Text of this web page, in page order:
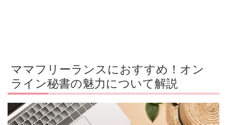
ママフリーランスにおすすめ！オン
ライン秘書の魅力について解説